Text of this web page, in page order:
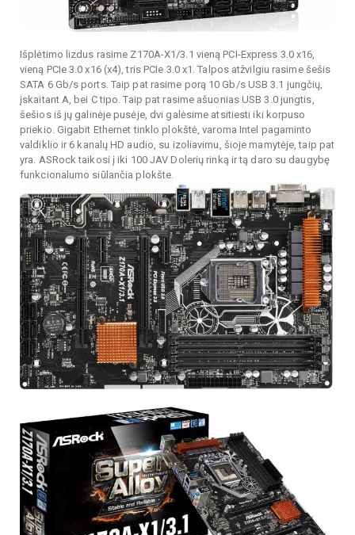
Išplėtimo lizdus rasime Z170A-X1/3.1 vieną PCI-Express 3.0 x16,
vieną PCIe 3.0 x16 (x4), tris PCIe 3.0 x1. Talpos atžvilgiu rasime šešis
SATA 6 Gb/s ports. Taip pat rasime porą 10 Gb/s USB 3.1 jungčių,
įskaitant A, bei C tipo. Taip pat rasime ašuonias USB 3.0 jungtis,
šešios iš jų galinėje pusėje, dvi galėsime atsitiesti iki korpuso
priekio. Gigabit Ethernet tinklo plokštė, varoma Intel pagaminto
valdiklio ir 6 kanalų HD audio, su izoliavimu, šioje mamytėje, taip pat
yra. ASRock taikosi į iki 100 JAV Dolerių rinką ir tą daro su daugybę
funkcionalumo siūlančia plokšte.